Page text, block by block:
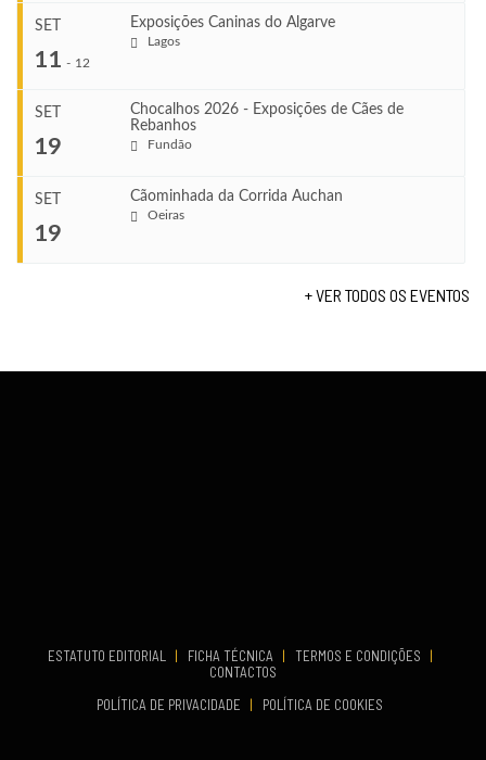
TERMINA
Ago 8, 2026
Leça do Balio
Ago 22, 2026
Ago 23, 2026
VENUE
SET
11 - 12
Exposições Caninas do Algarve
Lagos
Set 11, 2026
SET
19
Chocalhos 2026 - Exposições de Cães de
Rebanhos
Fundão
SET
19
Cãominhada da Corrida Auchan
Oeiras
COMEÇA
+ VER TODOS OS EVENTOS
ESTATUTO EDITORIAL | FICHA TÉCNICA | TERMOS E CONDIÇÕES
|
CONTACTOS
POLÍTICA DE PRIVACIDADE
| POLÍTICA DE COOKIES